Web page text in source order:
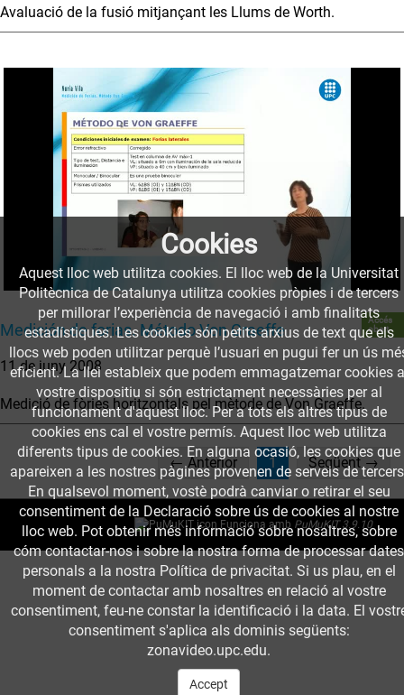
Avaluació de la fusió mitjançant les Llums de Worth.
Medición de forias. Método Von Graeffe
Accés
obert
11 de juny 2008
Medició de fòries horitzontals pel mètode de Von Graeffe.
← Anterior 1(current)Següent →
Cookies
Aquest lloc web utilitza cookies. El lloc web de la Universitat
Politècnica de Catalunya utilitza cookies pròpies i de tercers
per millorar l’experiència de navegació i amb finalitats
estadístiques. Les cookies són petits arxius de text que els
llocs web poden utilitzar perquè l’usuari en pugui fer un ús
eficient. La llei estableix que podem emmagatzemar cookies
vostre dispositiu si són estrictament necessàries per al
funcionament d'aquest lloc. Per a tots els altres tipus de
cookies ens cal el vostre permís. Aquest lloc web utilitza
diferents tipus de cookies. En alguna ocasió, les cookies que
apareixen a les nostres pàgines provenen de serveis de
En qualsevol moment, vostè podrà canviar o retirar el seu
consentiment de la Declaració sobre ús de cookies al nostre
lloc web. Pot obtenir més informació sobre nosaltres, sobre
cóm contactar-nos i sobre la nostra forma de processar dates
personals a la nostra Política de privacitat. Si us plau, en el
moment de contactar amb nosaltres en relació al vostre
consentiment, feu-ne constar la identificació i la data. El
consentiment s'aplica als dominis següents:
zonavideo.upc.edu.
Accept
Funciona amb PuMuKIT 3.9.10